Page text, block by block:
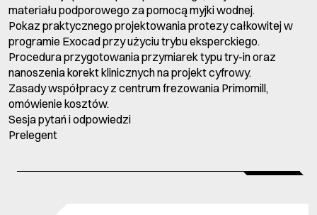
materiału podporowego za pomocą myjki wodnej.
Pokaz praktycznego projektowania protezy całkowitej w
programie Exocad przy użyciu trybu eksperckiego.
Procedura przygotowania przymiarek typu try-in oraz
nanoszenia korekt klinicznych na projekt cyfrowy.
Zasady współpracy z centrum frezowania Primomill,
omówienie kosztów.
Sesja pytań i odpowiedzi
Prelegent